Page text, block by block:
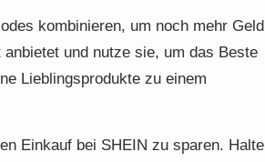
kombinieren, um noch mehr Geld
und nutze sie, um das Beste
Lieblingsprodukte zu einem
Einkauf bei SHEIN zu sparen. Halte